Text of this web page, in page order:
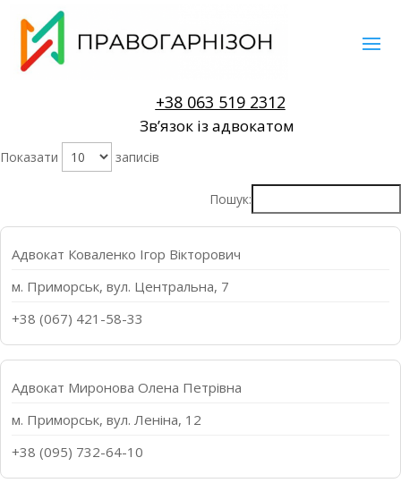
+38 063 519 2312
Звʼязок із адвокатом
Показати записів
Пошук:
Адвокат Коваленко Ігор Вікторович
м. Приморськ, вул. Центральна, 7
+38 (067) 421-58-33
Адвокат Миронова Олена Петрівна
м. Приморськ, вул. Леніна, 12
+38 (095) 732-64-10